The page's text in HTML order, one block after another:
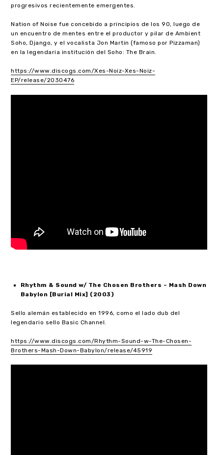
progresivos recientemente emergentes.
Nation of Noise fue concebido a principios de los 90, luego de
un encuentro de mentes entre el productor y pilar de Ambient
Soho, Django, y el vocalista Jon Martin (famoso por Pizzaman)
en la legendaria institución del Soho: The Brain.
https://www.discogs.com/Xes-Noiz-Xes-Noiz-
EP/release/2030476
Rhythm & Sound w/ The Chosen Brothers – Mash Down
Babylon [Burial Mix] (2003)
Sello alemán establecido en 1996, como el lado dub del
legendario sello Basic Channel.
https://www.discogs.com/Rhythm-Sound-w-The-Chosen-
Brothers-Mash-Down-Babylon/release/45919